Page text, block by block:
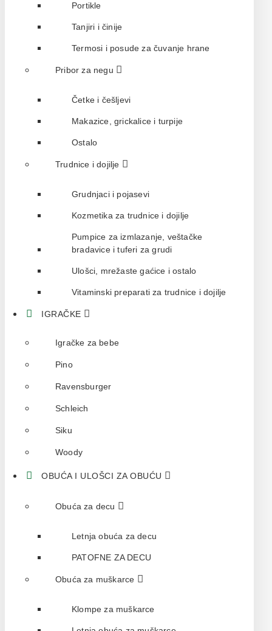
Portikle
Tanjiri i činije
Termosi i posude za čuvanje hrane
Pribor za negu
Četke i češljevi
Makazice, grickalice i turpije
Ostalo
Trudnice i dojilje
Grudnjaci i pojasevi
Kozmetika za trudnice i dojilje
Pumpice za izmlazanje, veštačke
bradavice i tuferi za grudi
Ulošci, mrežaste gaćice i ostalo
Vitaminski preparati za trudnice i dojilje
IGRAČKE
Igračke za bebe
Pino
Ravensburger
Schleich
Siku
Woody
OBUĆA I ULOŠCI ZA OBUĆU
Obuća za decu
Letnja obuća za decu
PATOFNE ZA DECU
Obuća za muškarce
Klompe za muškarce